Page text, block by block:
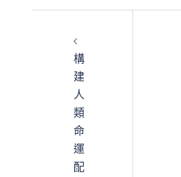
構
建
人
類
命
運
配